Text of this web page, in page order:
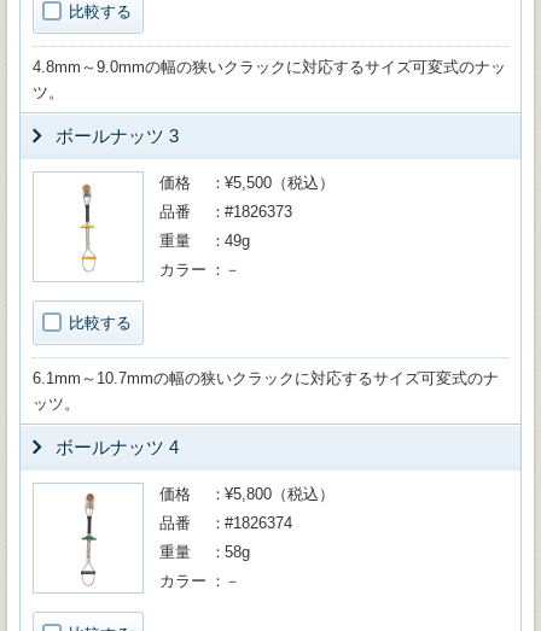
比較する
4.8mm～9.0mmの幅の狭いクラックに対応するサイズ可変式のナッ
ツ。
ボールナッツ 3
比較する
価格
¥5,500（税込）
品番
#1826373
重量
49g
カラー
－
6.1mm～10.7mmの幅の狭いクラックに対応するサイズ可変式のナ
ッツ。
ボールナッツ 4
価格
¥5,800（税込）
品番
#1826374
重量
58g
カラー
－